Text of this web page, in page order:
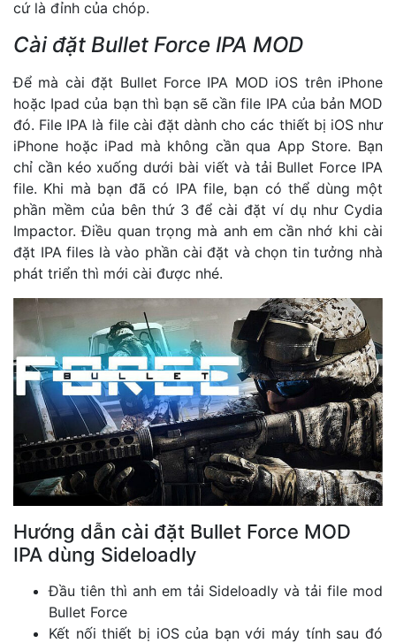
cứ là đỉnh của chóp.
Cài đặt Bullet Force IPA MOD
Để mà cài đặt Bullet Force IPA MOD iOS trên iPhone
hoặc Ipad của bạn thì bạn sẽ cần file IPA của bản MOD
đó. File IPA là file cài đặt dành cho các thiết bị iOS như
iPhone hoặc iPad mà không cần qua App Store. Bạn
chỉ cần kéo xuống dưới bài viết và tải Bullet Force IPA
file. Khi mà bạn đã có IPA file, bạn có thể dùng một
phần mềm của bên thứ 3 để cài đặt ví dụ như Cydia
Impactor. Điều quan trọng mà anh em cần nhớ khi cài
đặt IPA files là vào phần cài đặt và chọn tin tưởng nhà
phát triển thì mới cài được nhé.
Hướng dẫn cài đặt Bullet Force MOD
IPA dùng Sideloadly
Đầu tiên thì anh em tải Sideloadly và tải file mod
Bullet Force
Kết nối thiết bị iOS của bạn với máy tính sau đó